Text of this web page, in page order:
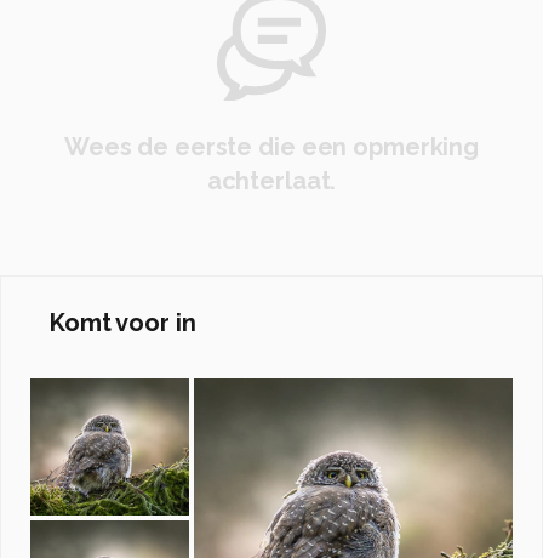
Wees de eerste die een opmerking
achterlaat.
Komt voor in